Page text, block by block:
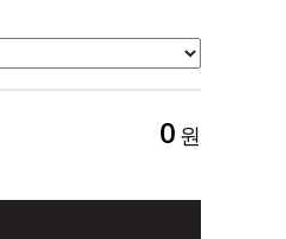
0 원